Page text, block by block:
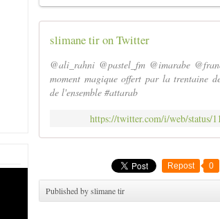
slimane tir on Twitter
@ali_rahni @pastel_fm @imarabe
moment magique offert par la trentaine
de l'ensemble #attarab
https://twitter.com/i/web/status/
Repost 0
Published by slimane tir